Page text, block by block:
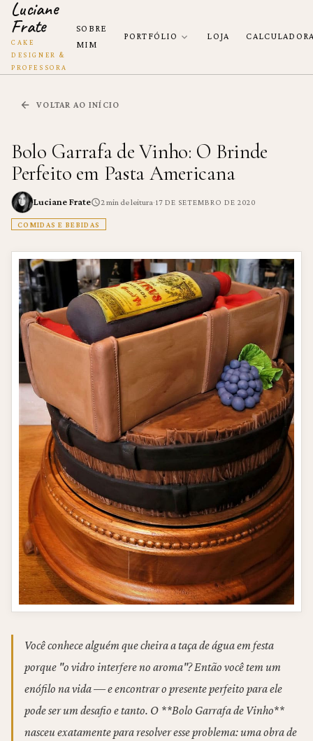
Luciane
Frate
CAKE
DESIGNER &
PROFESSORA
SOBRE
MIM
PORTFÓLIO LOJA
VOLTAR AO INÍCIO
Bolo Garrafa de Vinho: O Brinde
Perfeito em Pasta Americana
Luciane Frate 2min de leitura·17 DE SETEMBRO DE 2020
COMIDAS E BEBIDAS
Você conhece alguém que cheira a taça de água em festa
porque "o vidro interfere no aroma"? Então você tem um
enófilo na vida — e encontrar o presente perfeito para ele
pode ser um desafio e tanto. O **Bolo Garrafa de Vinho**
nasceu exatamente para resolver esse problema: uma obra de